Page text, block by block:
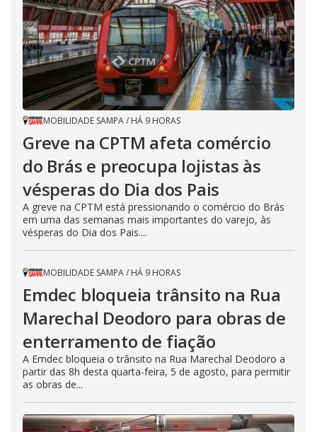
MOBILIDADE SAMPA/ HÁ 9 HORAS
Greve na CPTM afeta comércio
do Brás e preocupa lojistas às
vésperas do Dia dos Pais
A greve na CPTM está pressionando o comércio do Brás
em uma das semanas mais importantes do varejo, às
vésperas do Dia dos Pais....
MOBILIDADE SAMPA/ HÁ 9 HORAS
Emdec bloqueia trânsito na Rua
Marechal Deodoro para obras de
enterramento de fiação
A Emdec bloqueia o trânsito na Rua Marechal Deodoro a
partir das 8h desta quarta-feira, 5 de agosto, para permitir
as obras de...